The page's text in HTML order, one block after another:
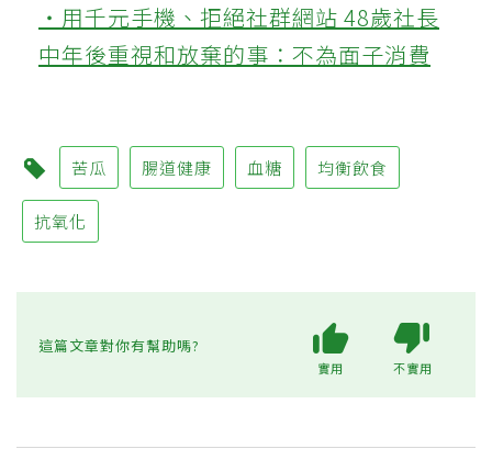
‧用千元手機、拒絕社群網站 48歲社長
中年後重視和放棄的事：不為面子消費
苦瓜 腸道健康 血糖 均衡飲食
抗氧化
這篇文章對你有幫助嗎?
實用 不實用